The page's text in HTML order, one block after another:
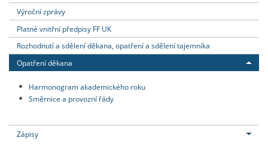
Výroční zprávy
Platné vnitřní předpisy FF UK
Rozhodnutí a sdělení děkana, opatření a sdělení tajemníka
Opatření děkana
Harmonogram akademického roku
Směrnice a provozní řády
Zápisy